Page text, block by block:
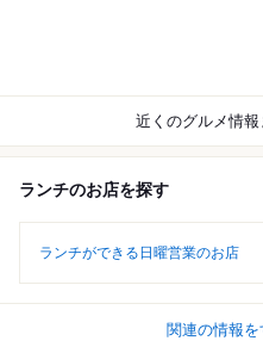
近くのグルメ情
ランチのお店を探す
ランチができる日曜営業のお店
関連の情報